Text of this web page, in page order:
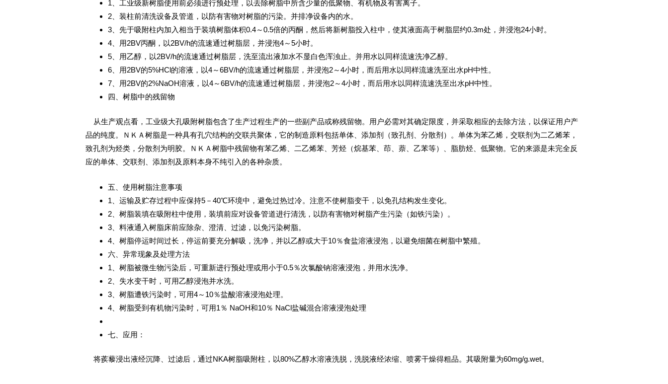
1、工业级新树脂使用前必须进行预处理，以去除树脂中所含少量的低聚物、有机物及有害离子。
2、装柱前清洗设备及管道，以防有害物对树脂的污染。并排净设备内的水。
3、先于吸附柱内加入相当于装填树脂体积0.4～0.5倍的丙酮，然后将新树脂投入柱中，使其液面高于树脂层约0.3m处，并浸泡24小时。
4、用2BV丙酮，以2BV/h的流速通过树脂层，并浸泡4～5小时。
5、用乙醇，以2BV/h的流速通过树脂层，洗至流出液加水不显白色浑浊止。并用水以同样流速洗净乙醇。
6、用2BV的5%HCl的溶液，以4～6BV/h的流速通过树脂层，并浸泡2～4小时，而后用水以同样流速洗至出水pH中性。
7、用2BV的2%NaOH溶液，以4～6BV/h的流速通过树脂层，并浸泡2～4小时，而后用水以同样流速洗至出水pH中性。
四、树脂中的残留物
从生产观点看，工业级大孔吸附树脂包含了生产过程生产的一些副产品或称残留物。用户必需对其确定限度，并采取相应的去除方法，以保证用户产
品的纯度。ＮＫＡ树脂是一种具有孔穴结构的交联共聚体，它的制造原料包括单体、添加剂（致孔剂、分散剂）。单体为苯乙烯，交联剂为二乙烯苯，
致孔剂为烃类，分散剂为明胶。ＮＫＡ树脂中残留物有苯乙烯、二乙烯苯、芳烃（烷基苯、茚、萘、乙苯等）、脂肪烃、低聚物。它的来源是未完全反
应的单体、交联剂、添加剂及原料本身不纯引入的各种杂质。
五、使用树脂注意事项
1、运输及贮存过程中应保持5－40℃环境中，避免过热过冷。注意不使树脂变干，以免孔结构发生变化。
2、树脂装填在吸附柱中使用，装填前应对设备管道进行清洗，以防有害物对树脂产生污染（如铁污染）。
3、料液通入树脂床前应除杂、澄清、过滤，以免污染树脂。
4、树脂停运时间过长，停运前要充分解吸，洗净，并以乙醇或大于10％食盐溶液浸泡，以避免细菌在树脂中繁殖。
六、异常现象及处理方法
1、树脂被微生物污染后，可重新进行预处理或用小于0.5％次氯酸钠溶液浸泡，并用水洗净。
2、失水变干时，可用乙醇浸泡并水洗。
3、树脂遭铁污染时，可用4～10％盐酸溶液浸泡处理。
4、树脂受到有机物污染时，可用1％ NaOH和10％ NaCl盐碱混合溶液浸泡处理
七、应用：
将蒺藜浸出液经沉降、过滤后，通过NKA树脂吸附柱，以80%乙醇水溶液洗脱，洗脱液经浓缩、喷雾干燥得粗品。其吸附量为60mg/g.wet。